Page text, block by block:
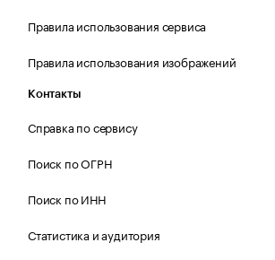
Правила использования сервиса
Правила использования изображений
Контакты
Справка по сервису
Поиск по ОГРН
Поиск по ИНН
Статистика и аудитория